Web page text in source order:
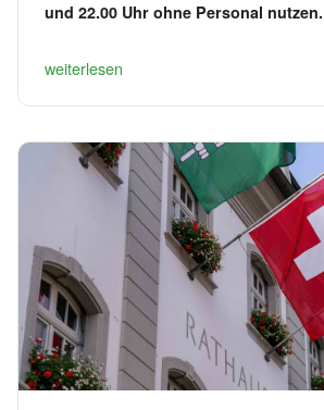
und 22.00 Uhr ohne Personal nutzen.
weiterlesen